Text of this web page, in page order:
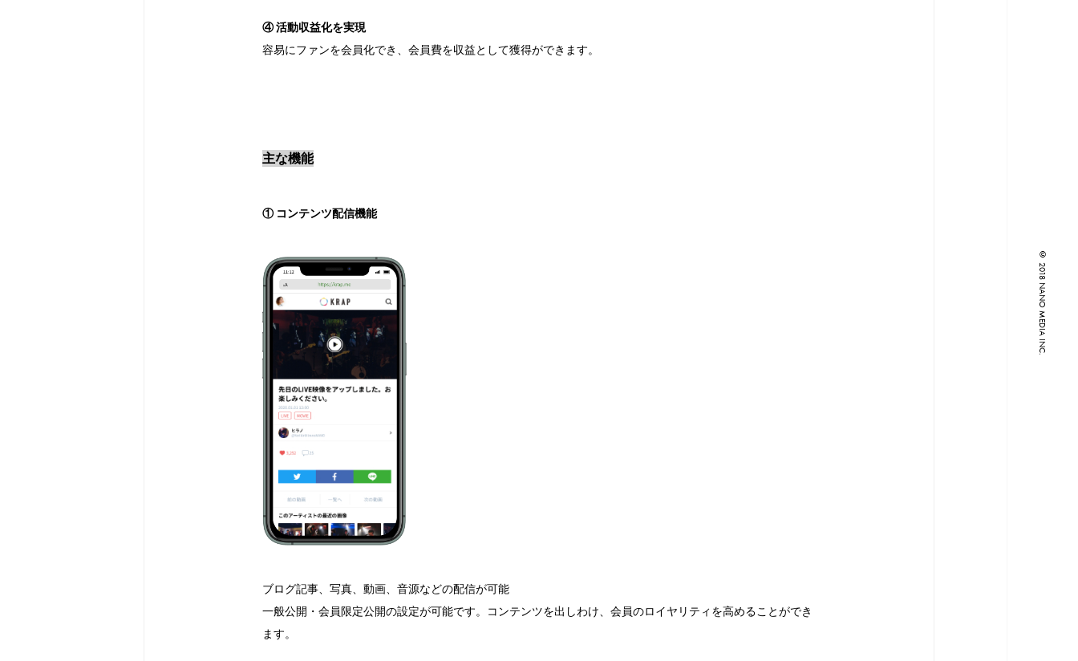
④ 活動収益化を実現
容易にファンを会員化でき、会員費を収益として獲得ができます。
主な機能
① コンテンツ配信機能
ブログ記事、写真、動画、音源などの配信が可能
一般公開・会員限定公開の設定が可能です。コンテンツを出しわけ、会員のロイヤリティを高めることができ
ます。
© 2018 NANO MEDIA INC.